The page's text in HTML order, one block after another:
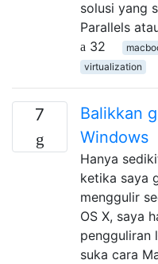
solusi yang
Parallels
32
virtualization
7
Balikkan
Windows
Hanya
ketika saya
menggulir
OS X, saya
pengguliran
suka cara